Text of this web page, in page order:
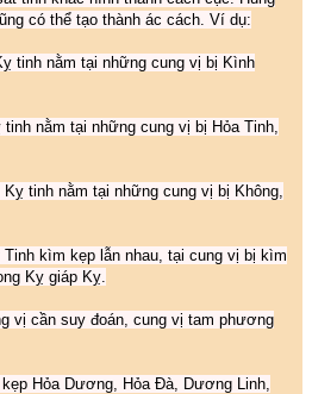
có thể tạo thành ác cách. Ví dụ:
tinh nằm tại những cung vị bị Kình
tinh nằm tại những cung vị bị Hỏa Tinh,
Kỵ tinh nằm tại những cung vị bị Không,
Tinh kìm kẹp lẫn nhau, tại cung vị bị kìm
Kỵ giáp Kỵ.
vị cần suy đoán, cung vị tam phương
Hỏa Dương, Hỏa Đà, Dương Linh,